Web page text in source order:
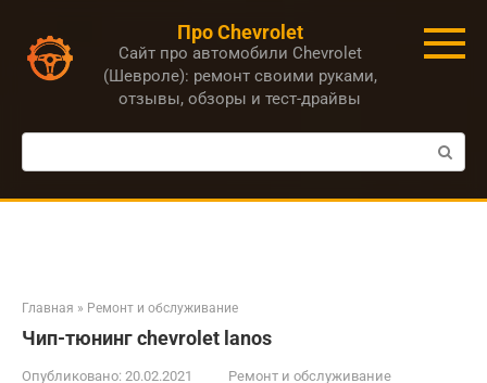
контенту
Про Chevrolet
Сайт про автомобили Chevrolet
(Шевроле): ремонт своими руками,
отзывы, обзоры и тест-драйвы
Поиск:
Главная » Ремонт и обслуживание
Чип-тюнинг chevrolet lanos
Опубликовано: 20.02.2021
Ремонт и обслуживание